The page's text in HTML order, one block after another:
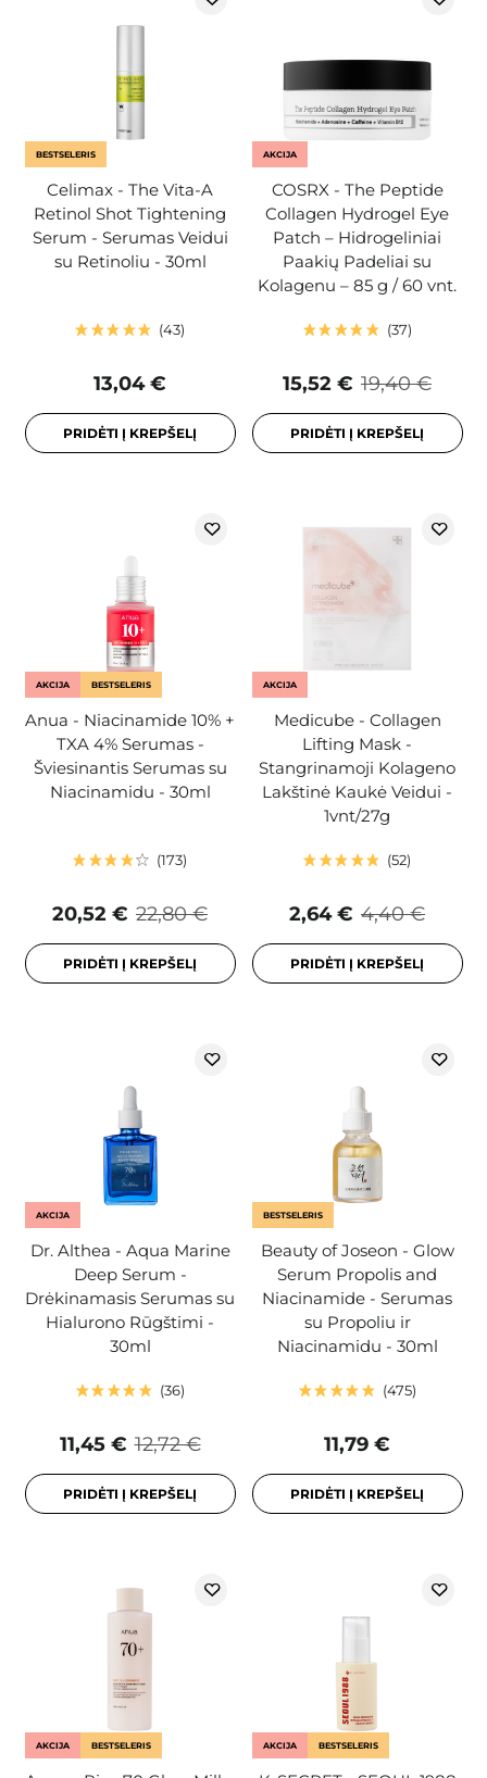
BESTSELERIS
Celimax - The Vita-A
Retinol Shot Tightening
Serum - Serumas Veidui
su Retinoliu - 30ml
43
13,04 €
PRIDĖTI Į KREPŠELĮ
AKCIJA
COSRX - The Peptide
Collagen Hydrogel Eye
Patch – Hidrogeliniai
Paakių Padeliai su
Kolagenu – 85 g / 60 vnt.
37
19,40 €
15,52 €
PRIDĖTI Į KREPŠELĮ
AKCIJA BESTSELERIS
Anua - Niacinamide 10% +
TXA 4% Serumas -
Šviesinantis Serumas su
Niacinamidu - 30ml
173
22,80 €
20,52 €
PRIDĖTI Į KREPŠELĮ
AKCIJA
Medicube - Collagen
Lifting Mask -
Stangrinamoji Kolageno
Lakštinė Kaukė Veidui -
1vnt/27g
52
4,40 €
2,64 €
PRIDĖTI Į KREPŠELĮ
AKCIJA
Dr. Althea - Aqua Marine
Deep Serum -
Drėkinamasis Serumas su
Hialurono Rūgštimi -
30ml
36
12,72 €
11,45 €
PRIDĖTI Į KREPŠELĮ
BESTSELERIS
Beauty of Joseon - Glow
Serum Propolis and
Niacinamide - Serumas
su Propoliu ir
Niacinamidu - 30ml
475
11,79 €
PRIDĖTI Į KREPŠELĮ
AKCIJA BESTSELERIS AKCIJA BESTSELERIS